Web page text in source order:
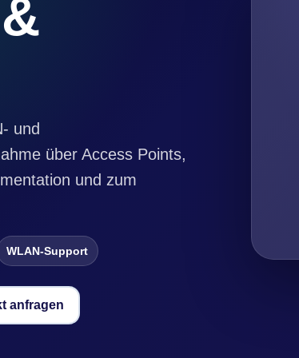
und
über Access Points,
und zum
WLAN-Support
anfragen